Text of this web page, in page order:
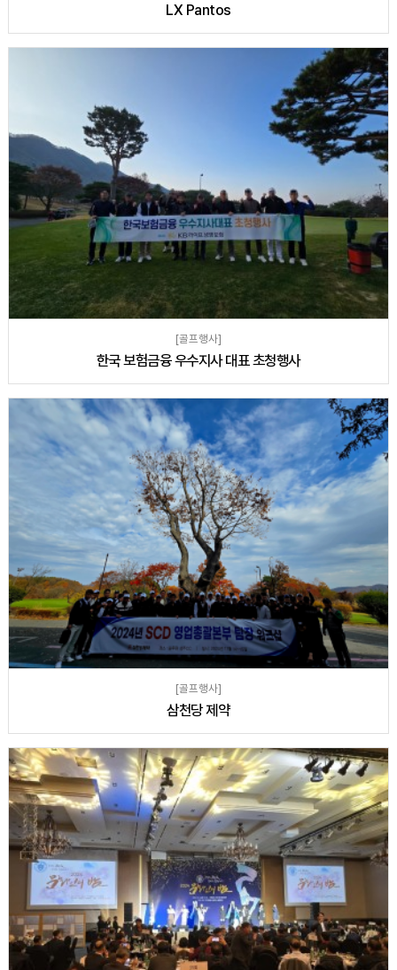
LX Pantos
[골프행사]
한국 보험금융 우수지사 대표 초청행사
[골프행사]
삼천당 제약